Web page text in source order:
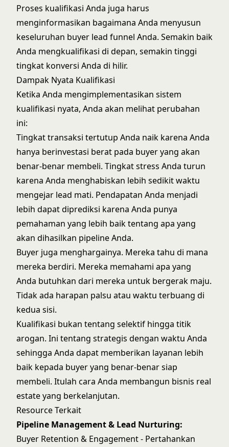
Proses kualifikasi Anda juga harus
menginformasikan bagaimana Anda menyusun
keseluruhan buyer lead funnel Anda. Semakin baik
Anda mengkualifikasi di depan, semakin tinggi
tingkat konversi Anda di hilir.
Dampak Nyata Kualifikasi
Ketika Anda mengimplementasikan sistem
kualifikasi nyata, Anda akan melihat perubahan
ini:
Tingkat transaksi tertutup Anda naik karena Anda
hanya berinvestasi berat pada buyer yang akan
benar-benar membeli. Tingkat stress Anda turun
karena Anda menghabiskan lebih sedikit waktu
mengejar lead mati. Pendapatan Anda menjadi
lebih dapat diprediksi karena Anda punya
pemahaman yang lebih baik tentang apa yang
akan dihasilkan pipeline Anda.
Buyer juga menghargainya. Mereka tahu di mana
mereka berdiri. Mereka memahami apa yang
Anda butuhkan dari mereka untuk bergerak maju.
Tidak ada harapan palsu atau waktu terbuang di
kedua sisi.
Kualifikasi bukan tentang selektif hingga titik
arogan. Ini tentang strategis dengan waktu Anda
sehingga Anda dapat memberikan layanan lebih
baik kepada buyer yang benar-benar siap
membeli. Itulah cara Anda membangun bisnis real
estate yang berkelanjutan.
Resource Terkait
Pipeline Management & Lead Nurturing:
Buyer Retention & Engagement- Pertahankan